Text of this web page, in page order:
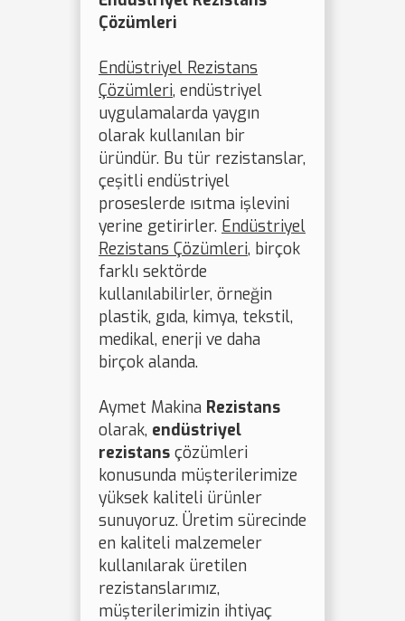
Çözümleri
Endüstriyel Rezistans
Çözümleri, endüstriyel
uygulamalarda yaygın
olarak kullanılan bir
üründür. Bu tür rezistanslar,
çeşitli endüstriyel
proseslerde ısıtma işlevini
yerine getirirler. Endüstriyel
Rezistans Çözümleri, birçok
farklı sektörde
kullanılabilirler, örneğin
plastik, gıda, kimya, tekstil,
medikal, enerji ve daha
birçok alanda.
Aymet Makina Rezistans
olarak, endüstriyel
rezistans çözümleri
konusunda müşterilerimize
yüksek kaliteli ürünler
sunuyoruz. Üretim sürecinde
en kaliteli malzemeler
kullanılarak üretilen
rezistanslarımız,
müşterilerimizin ihtiyaç